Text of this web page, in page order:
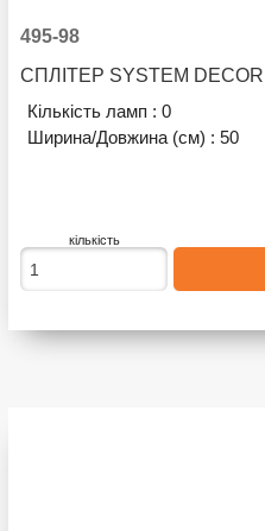
495-98
СПЛІТЕР SYSTEM DECOR
Кількість ламп :0
Ширина/Довжина (см) :50
кількість